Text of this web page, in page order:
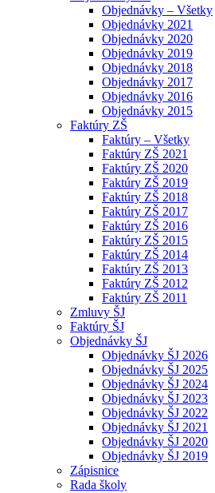
Objednávky – Všetky
Objednávky 2021
Objednávky 2020
Objednávky 2019
Objednávky 2018
Objednávky 2017
Objednávky 2016
Objednávky 2015
Faktúry ZŠ
Faktúry – Všetky
Faktúry ZŠ 2021
Faktúry ZŠ 2020
Faktúry ZŠ 2019
Faktúry ZŠ 2018
Faktúry ZŠ 2017
Faktúry ZŠ 2016
Faktúry ZŠ 2015
Faktúry ZŠ 2014
Faktúry ZŠ 2013
Faktúry ZŠ 2012
Faktúry ZŠ 2011
Zmluvy ŠJ
Faktúry ŠJ
Objednávky ŠJ
Objednávky ŠJ 2026
Objednávky ŠJ 2025
Objednávky ŠJ 2024
Objednávky ŠJ 2023
Objednávky ŠJ 2022
Objednávky ŠJ 2021
Objednávky ŠJ 2020
Objednávky ŠJ 2019
Zápisnice
Rada školy